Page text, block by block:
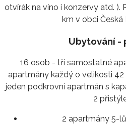
otvírák na víno i konzervy atd. ).
km v obci Česká
Ubytování -
16 osob - tři samostatné
apartmány každý o velikosti
jeden podkrovní apartmán s
2
2 apartmány 5-